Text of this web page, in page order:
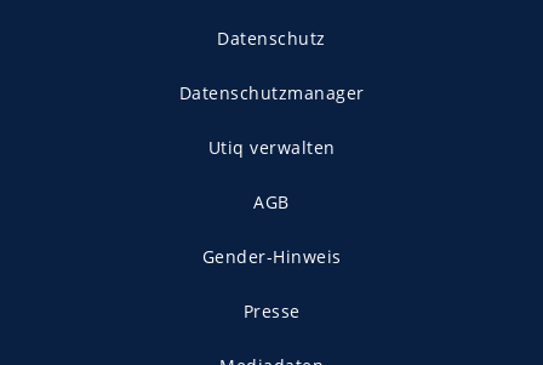
Datenschutz
Datenschutzmanager
Utiq verwalten
AGB
Gender-Hinweis
Presse